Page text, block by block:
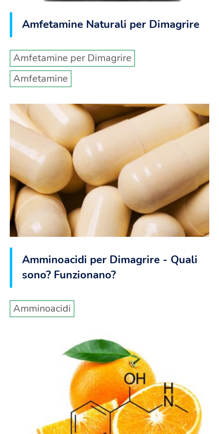
Amfetamine Naturali per Dimagrire
Amfetamine per Dimagrire
Amfetamine
Amminoacidi per Dimagrire - Quali
sono? Funzionano?
Amminoacidi